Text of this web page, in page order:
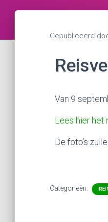
Gepubliceerd
Van 9
Lees hier het
De foto’s
Categorieën: